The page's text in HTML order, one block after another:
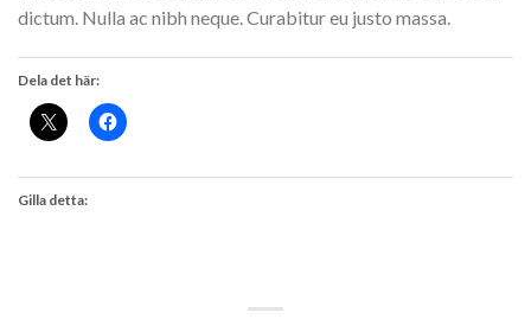
dictum. Nulla ac nibh neque. Curabitur eu justo massa.
Dela det här:
Gilla detta: